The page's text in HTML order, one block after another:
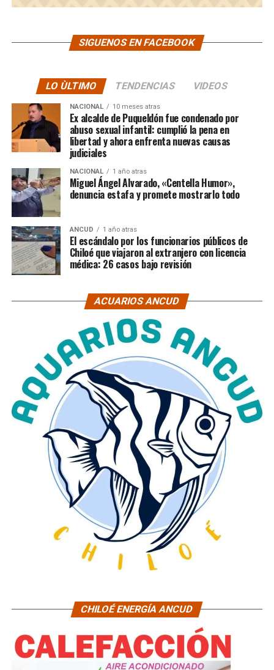
SIGUENOS EN FACEBOOK
LO ÙLTIMO TENDENCIAS VIDEOS
NACIONAL 10 meses atras
Ex alcalde de Puqueldón fue condenado por
abuso sexual infantil: cumplió la pena en
libertad y ahora enfrenta nuevas causas
judiciales
NACIONAL 1 año atras
Miguel Ángel Alvarado, «Centella Humor»,
denuncia estafa y promete mostrarlo todo
ANCUD 1 año atras
El escándalo por los funcionarios públicos de
Chiloé que viajaron al extranjero con licencia
médica: 26 casos bajo revisión
ACUARIOS ANCUD
CHILOÉ ENERGÍA ANCUD